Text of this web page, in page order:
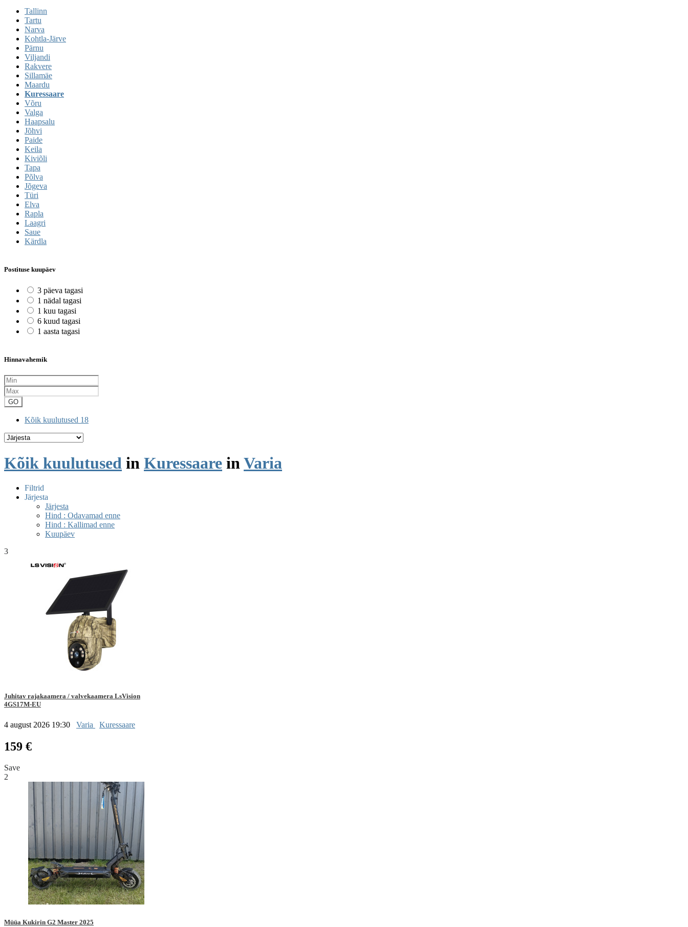
Tallinn
Tartu
Narva
Kohtla-Järve
Pärnu
Viljandi
Rakvere
Sillamäe
Maardu
Kuressaare
Võru
Valga
Haapsalu
Jõhvi
Paide
Keila
Kiviõli
Tapa
Põlva
Jõgeva
Türi
Elva
Rapla
Laagri
Saue
Kärdla
Postituse kuupäev
3 päeva tagasi
1 nädal tagasi
1 kuu tagasi
6 kuud tagasi
1 aasta tagasi
Hinnavahemik
GO
Kõik kuulutused 18
Kõik kuulutused in Kuressaare in Varia
Filtrid
Järjesta
Järjesta
Hind : Odavamad enne
Hind : Kallimad enne
Kuupäev
3
Juhitav rajakaamera / valvekaamera LsVision
4GS17M-EU
4 august 2026 19:30 Varia Kuressaare
159 €
Save
2
Müüa Kukirin G2 Master 2025